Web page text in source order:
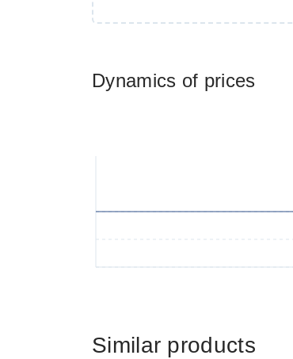
Dynamics of prices
Similar products